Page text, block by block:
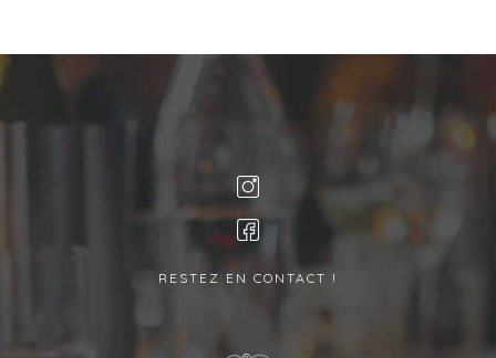
RESTEZ EN CONTACT !